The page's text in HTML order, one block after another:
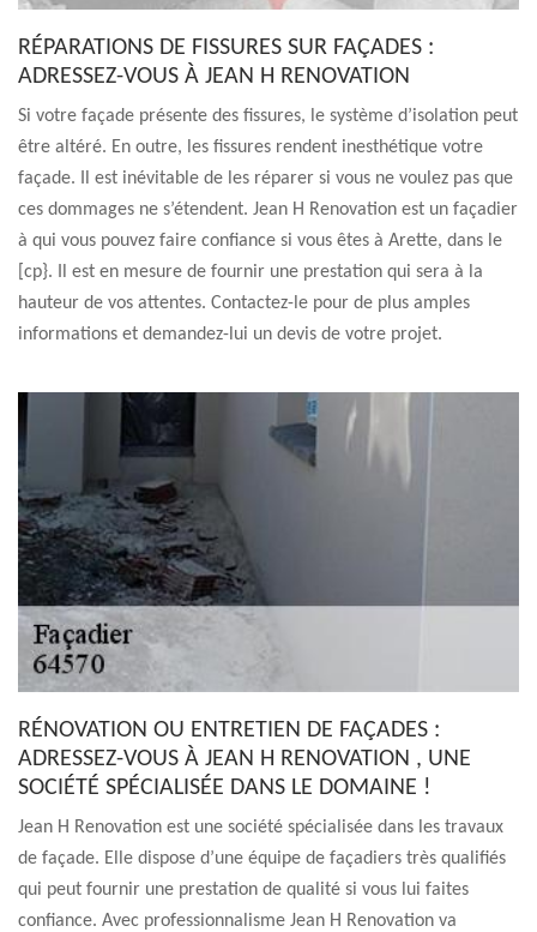
RÉPARATIONS DE FISSURES SUR FAÇADES :
ADRESSEZ-VOUS À JEAN H RENOVATION
Si votre façade présente des fissures, le système d’isolation peut
être altéré. En outre, les fissures rendent inesthétique votre
façade. Il est inévitable de les réparer si vous ne voulez pas que
ces dommages ne s’étendent. Jean H Renovation est un façadier
à qui vous pouvez faire confiance si vous êtes à Arette, dans le
[cp}. Il est en mesure de fournir une prestation qui sera à la
hauteur de vos attentes. Contactez-le pour de plus amples
informations et demandez-lui un devis de votre projet.
RÉNOVATION OU ENTRETIEN DE FAÇADES :
ADRESSEZ-VOUS À JEAN H RENOVATION , UNE
SOCIÉTÉ SPÉCIALISÉE DANS LE DOMAINE !
Jean H Renovation est une société spécialisée dans les travaux
de façade. Elle dispose d’une équipe de façadiers très qualifiés
qui peut fournir une prestation de qualité si vous lui faites
confiance. Avec professionnalisme Jean H Renovation va